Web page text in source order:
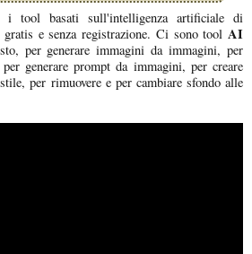
tool basati sull'intelligenza artificiale di
e senza registrazione. Ci sono tool AI
per generare immagini da immagini, per
generare prompt da immagini, per creare
per rimuovere e per cambiare sfondo alle